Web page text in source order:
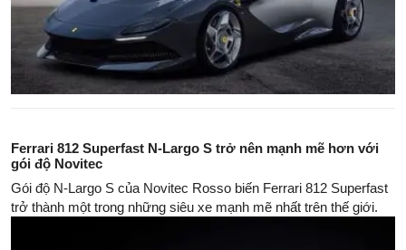
Ferrari 812 Superfast N-Largo S trở nên mạnh mẽ hơn với
gói độ Novitec
Gói độ N-Largo S của Novitec Rosso biến Ferrari 812 Superfast
trở thành một trong những siêu xe mạnh mẽ nhất trên thế giới.